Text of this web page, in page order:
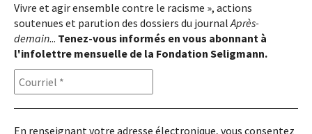
En renseignant votre adresse électronique, vous
consentez à recevoir l'infolettre de la Fondation
Seligmann, conformément à notrepolitique de
confidentialité. Il vous sera possible de vous
désabonner à tout moment.
Vivre et agir ensemble contre le racisme », actions
soutenues et parution des dossiers du journalAprès-
demain... Tenez-vous informés en vous abonnant à
l'infolettre mensuelle de la Fondation Seligmann.
En renseignant votre adresse électronique, vous consentez